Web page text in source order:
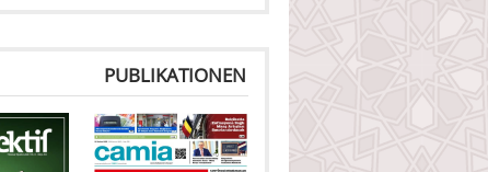
PUBLIKATIONEN